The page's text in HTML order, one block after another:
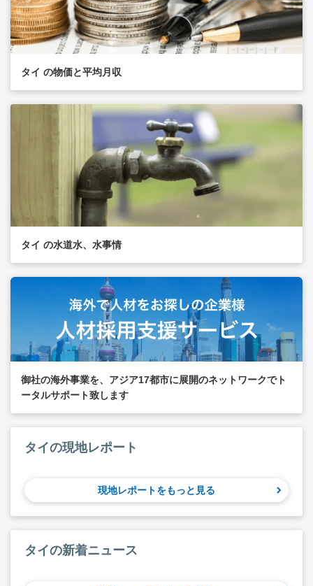
タイ の物価と平均月収
タイ の水道水、水事情
御社の海外事業を、アジア17都市に展開のネットワークでト
ータルサポート致します
タイの現地レポート
現地レポートをもっと見る
タイの新着ニュース